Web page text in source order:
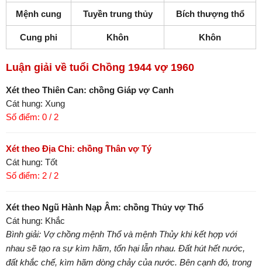
Mệnh cung Tuyền trung thủy Bích thượng thổ
Cung phi Khôn Khôn
Luận giải về tuổi Chồng 1944 vợ 1960
Xét theo Thiên Can: chồng Giáp vợ Canh
Cát hung: Xung
Số điểm: 0 / 2
Xét theo Địa Chi: chồng Thân vợ Tý
Cát hung: Tốt
Số điểm: 2 / 2
Xét theo Ngũ Hành Nạp Âm: chồng Thủy vợ Thổ
Cát hung: Khắc
Bình giải: Vợ chồng mệnh Thổ và mệnh Thủy khi kết hợp với
nhau sẽ tạo ra sự kìm hãm, tổn hại lẫn nhau. Đất hút hết nước,
đất khắc chế, kìm hãm dòng chảy của nước. Bên cạnh đó, trong